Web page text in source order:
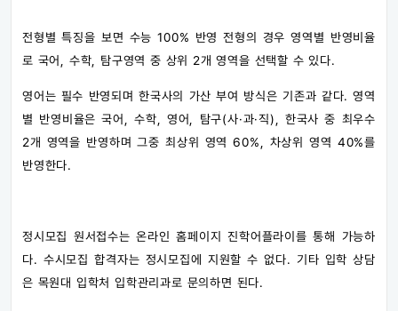
전형별 특징을 보면 수능 100% 반영 전형의 경우 영역별 반영비율
로 국어, 수학, 탐구영역 중 상위 2개 영역을 선택할 수 있다.
영어는 필수 반영되며 한국사의 가산 부여 방식은 기존과 같다. 영역
별 반영비율은 국어, 수학, 영어, 탐구(사·과·직), 한국사 중 최우수
2개 영역을 반영하며 그중 최상위 영역 60%, 차상위 영역 40%를
반영한다.
정시모집 원서접수는 온라인 홈페이지 진학어플라이를 통해 가능하
다. 수시모집 합격자는 정시모집에 지원할 수 없다. 기타 입학 상담
은 목원대 입학처 입학관리과로 문의하면 된다.